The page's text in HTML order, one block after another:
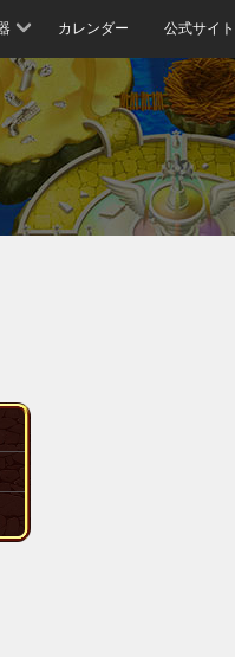
カレンダー 公式サイト